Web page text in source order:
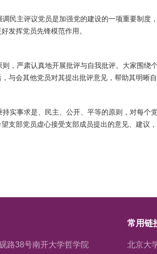
主评议党员是加强党的建设的一项重要制度
发挥党员先锋模范作用。
，严肃认真地开展批评与自我批评。大家围绕
与会其他党员对其提出批评意见，帮助其明晰
实事求是、民主、公开、平等的原则，对每个
支部党员虚心接受支部成员提出的意见、建议
路38号南开大学哲学院
常用链
北京大